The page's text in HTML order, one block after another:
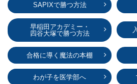
SAPIXで勝つ方法
早稲田アカデミー・
四谷大塚で勝つ方法
合格に導く魔法の本棚
わが子を医学部へ